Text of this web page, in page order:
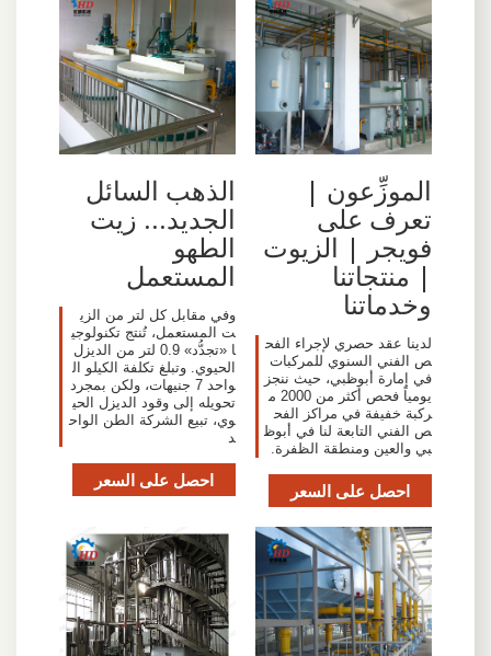
الموزِّعون |
تعرف على
فويجر | الزيوت
| منتجاتنا
وخدماتنا
لدينا عقد حصري لإجراء الفح
ص الفني السنوي للمركبات
في إمارة أبوظبي، حيث ننجز
يومياً فحص أكثر من 2000 م
ركبة خفيفة في مراكز الفح
ص الفني التابعة لنا في أبوظ
بي والعين ومنطقة الظفرة.
احصل على السعر
الذهب السائل
الجديد... زيت
الطهو
المستعمل
وفي مقابل كل لتر من الزي
ت المستعمل، تُنتج تكنولوجي
ا «تجدُّد» 0.9 لتر من الديزل
الحيوي. وتبلغ تكلفة الكيلو ال
واحد 7 جنيهات، ولكن بمجرد
تحويله إلى وقود الديزل الحي
وي، تبيع الشركة الطن الواح
د
احصل على السعر